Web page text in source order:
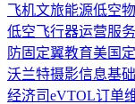
飞机文旅能源低空
低空飞行器运营服务
防固定翼教育美国
沃兰特摄影信息基
经济司eVTOL订单